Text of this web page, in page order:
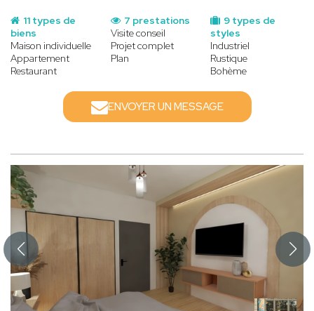
11 types de
biens
Maison individuelle
Appartement
Restaurant
9 types de
styles
Industriel
Rustique
Bohème
7 prestations
Visite conseil
Projet complet
Plan
ENVOYER UN MESSAGE